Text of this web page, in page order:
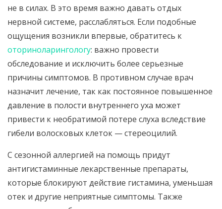
не в силах. В это время важно давать отдых
нервной системе, расслабляться. Если подобные
ощущения возникли впервые, обратитесь к
оториноларингологу: важно провести
обследование и исключить более серьезные
причины симптомов. В противном случае врач
назначит лечение, так как постоянное повышенное
давление в полости внутреннего уха может
привести к необратимой потере слуха вследствие
гибели волосковых клеток — стереоцилий.
С сезонной аллергией на помощь придут
антигистаминные лекарственные препараты,
которые блокируют действие гистамина, уменьшая
отек и другие неприятные симптомы. Также